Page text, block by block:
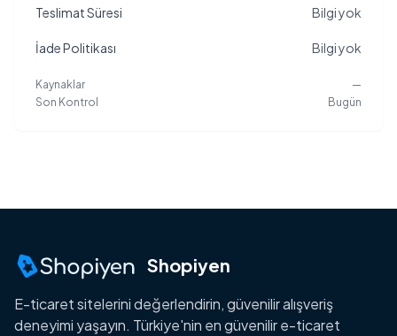
Teslimat Süresi Bilgi yok
İade Politikası Bilgi yok
Kaynaklar
—
Son Kontrol
Bugün
Shopiyen
E-ticaret sitelerini değerlendirin, güvenilir alışveriş
deneyimi yaşayın. Türkiye'nin en güvenilir e-ticaret